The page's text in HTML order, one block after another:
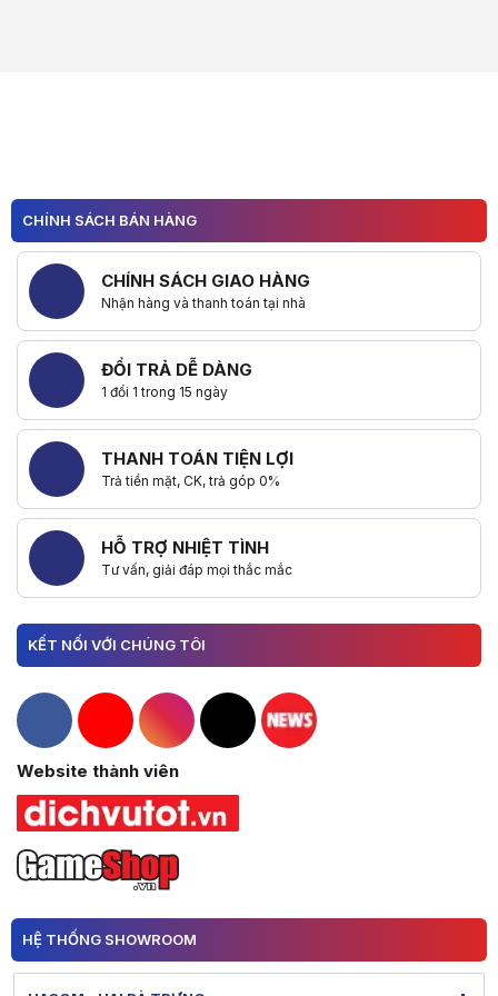
CHÍNH SÁCH BÁN HÀNG
CHÍNH SÁCH GIAO HÀNG
Nhận hàng và thanh toán tại nhà
ĐỔI TRẢ DỄ DÀNG
1 đổi 1 trong 15 ngày
THANH TOÁN TIỆN LỢI
Trả tiền mặt, CK, trả góp 0%
HỖ TRỢ NHIỆT TÌNH
Tư vấn, giải đáp mọi thắc mắc
KẾT NỐI VỚI CHÚNG TÔI
Hacom Facebook
Hacom YouTube
Hacom Instagram
Hacom TikTok
Website thành viên
HỆ THỐNG SHOWROOM